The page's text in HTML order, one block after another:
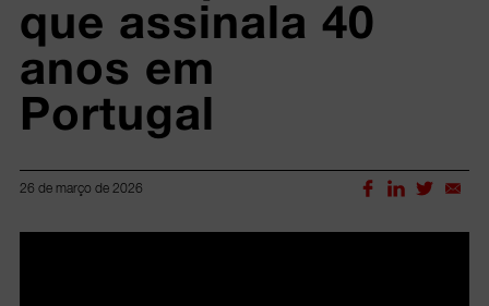
que assinala 40
anos em
Portugal
26 de março de 2026